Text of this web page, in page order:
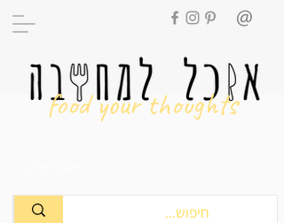
food your thoughts